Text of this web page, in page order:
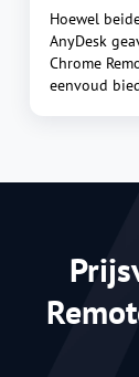
Hoewel
AnyDesk
Chrome
eenvoud